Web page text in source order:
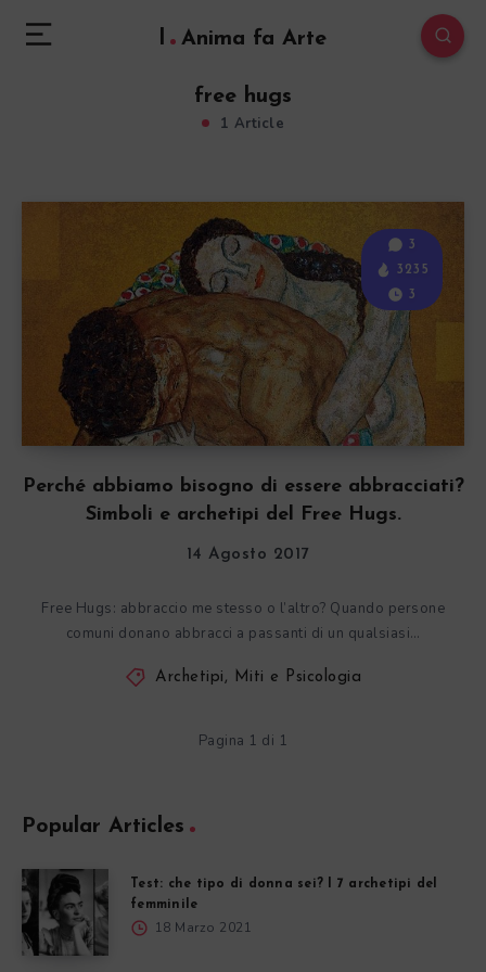
l Anima fa Arte
free hugs
1 Article
Perché abbiamo bisogno di essere abbracciati?
Simboli e archetipi del Free Hugs.
3
3235
3
14 Agosto 2017
Free Hugs: abbraccio me stesso o l’altro? Quando persone
comuni donano abbracci a passanti di un qualsiasi…
Archetipi, Miti e Psicologia
Pagina 1 di 1
Popular Articles
Test: che tipo di donna sei? I 7 archetipi del
femminile
18 Marzo 2021